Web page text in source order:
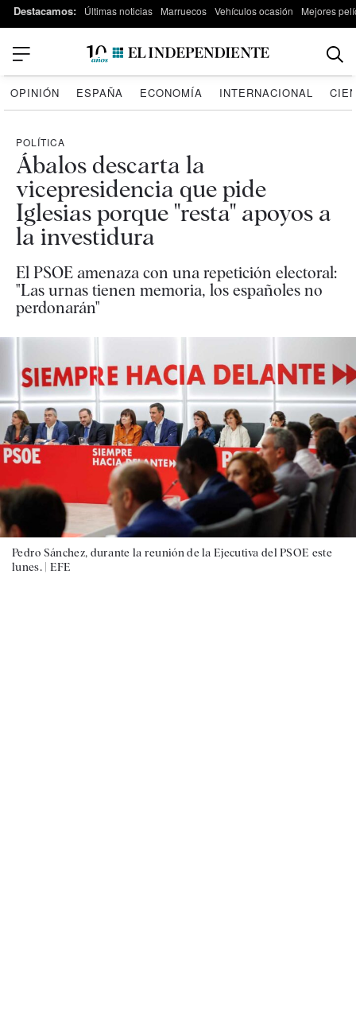
Destacamos: Últimas noticias Marruecos Vehículos ocasión Mejores
OPINIÓN ESPAÑA ECONOMÍA INTERNACIONAL
POLÍTICA
Ábalos descarta la
vicepresidencia que pide
Iglesias porque "resta" apoyos a
la investidura
El PSOE amenaza con una repetición electoral:
"Las urnas tienen memoria, los españoles no
perdonarán"
Pedro Sánchez, durante la reunión de la Ejecutiva del PSOE este
lunes. | EFE